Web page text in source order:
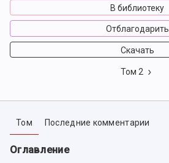
В библиотеку
Отблагодарить
Скачать
Том 2
Том Последние комментарии
Оглавление